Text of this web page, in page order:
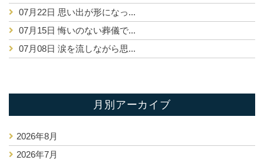
07月22日 思い出が形になっ...
07月15日 悔いのない葬儀で...
07月08日 涙を流しながら思...
月別アーカイブ
2026年8月
2026年7月